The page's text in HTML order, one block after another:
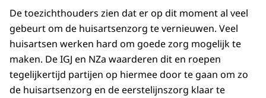
De toezichthouders zien dat er op dit moment al veel
gebeurt om de huisartsenzorg te vernieuwen. Veel
huisartsen werken hard om goede zorg mogelijk te
maken. De IGJ en NZa waarderen dit en roepen
tegelijkertijd partijen op hiermee door te gaan om zo
de huisartsenzorg en de eerstelijnszorg klaar te